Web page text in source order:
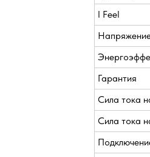
I Feel
Гарантия
Сила тока
Сила тока